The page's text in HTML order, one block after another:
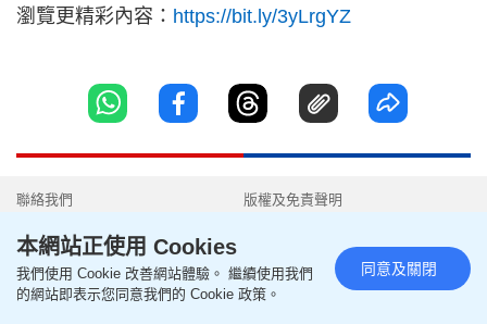
瀏覽更精彩內容： https://bit.ly/3yLrgYZ
聯絡我們
關於我們
隱私政策聲明
版權及免責聲明
我要爆料
本網站正使用 Cookies
我們使用 Cookie 改善網站體驗。 繼續使用我們
的網站即表示您同意我們的 Cookie 政策。
同意及關閉